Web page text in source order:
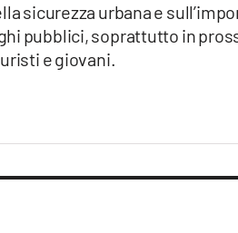
sicurezza urbana e
pubblici, soprattutto in
e giovani.